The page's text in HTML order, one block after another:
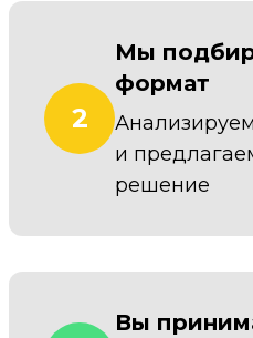
2
Мы
формат
и
решение
Вы